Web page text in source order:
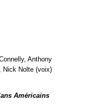
Anthony
Nick Nolte (voix)
Américains